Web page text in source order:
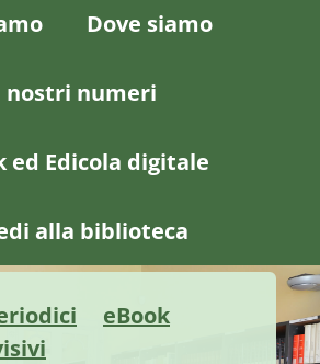
Dove siamo
nostri numeri
ed Edicola digitale
alla biblioteca
eBook